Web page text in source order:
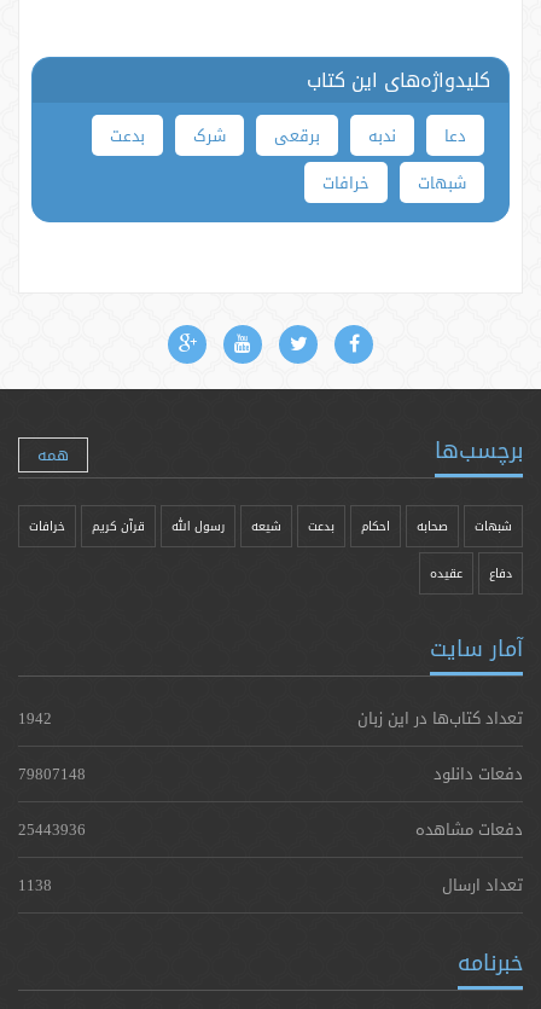
کلیدواژه‌های این کتاب
دعا ندبه برقعی شرک
بدعت
شبهات
خرافات
برچسب‌ها همه
شبهات صحابه احکام بدعت شیعه رسول الله قرآن کریم خرافات
دفاع عقیده
آمار سایت
تعداد کتاب‌ها در این زبان
1942
دفعات دانلود
79807148
دفعات مشاهده
25443936
تعداد ارسال
1138
خبرنامه